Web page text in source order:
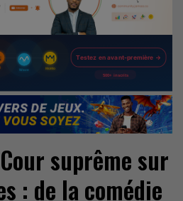
suprême sur
: de la comédie